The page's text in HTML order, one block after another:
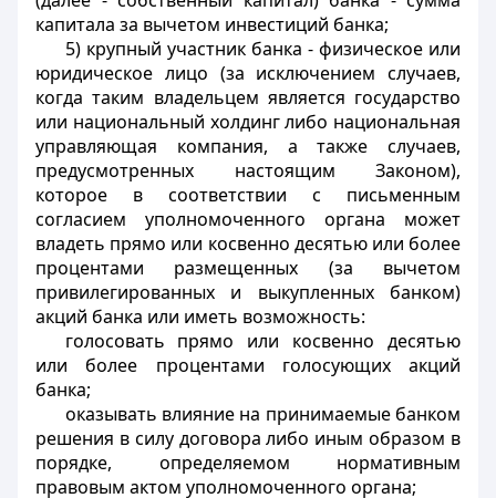
капитала за вычетом инвестиций банка;
5) крупный участник банка - физическое или
юридическое лицо (за исключением случаев,
когда таким владельцем является государство
или национальный холдинг либо национальная
управляющая компания, а также случаев,
предусмотренных настоящим Законом),
которое в соответствии с письменным
согласием уполномоченного органа может
владеть прямо или косвенно десятью или более
процентами размещенных (за вычетом
привилегированных и выкупленных банком)
акций банка или иметь возможность:
голосовать прямо или косвенно десятью
или более процентами голосующих акций
банка;
оказывать влияние на принимаемые банком
решения в силу договора либо иным образом в
порядке, определяемом нормативным
правовым актом уполномоченного органа;